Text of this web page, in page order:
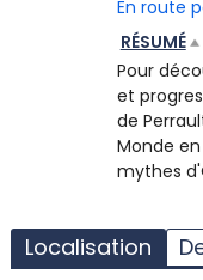
En route
RÉSUMÉ
Pour
et
de
Monde
mythes
Localisation